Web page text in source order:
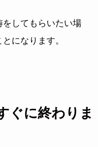
してもらいたい場
になります。
ぐに終わりま